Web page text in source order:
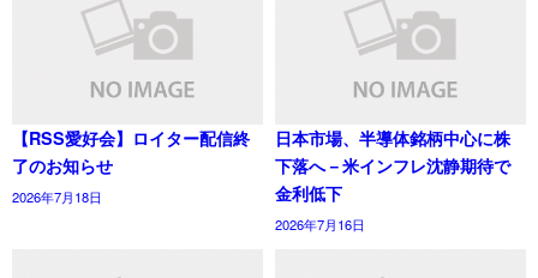
【RSS愛好会】ロイター配信終
了のお知らせ
2026年7月18日
日本市場、半導体銘柄中心に株
下落へ－米インフレ沈静期待で
金利低下
2026年7月16日